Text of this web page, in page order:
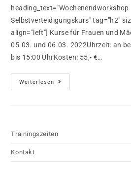
heading_text="Wochenendworkshop
Selbstverteidigungskurs" tag="h2"
align="left"] Kurse für Frauen und
05.03. und 06.03. 2022Uhrzeit: an
bis 15:00 UhrKosten: 55,- €…
Weiterlesen
Wochenendworkshop
Trainingszeiten
Kontakt